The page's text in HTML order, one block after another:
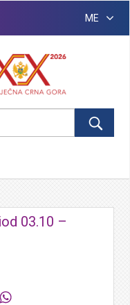
ME
03.10 –